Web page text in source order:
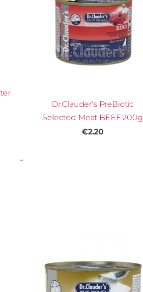
›
Dr.Clauder's PreBiotic
Selected Meat BEEF 200g
€2.20